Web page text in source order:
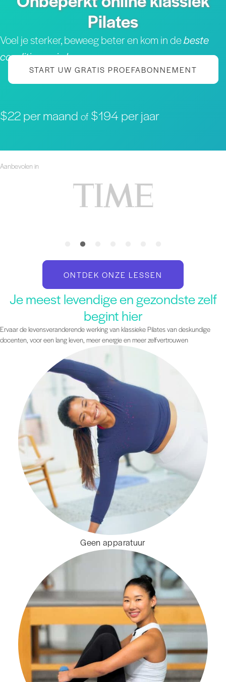
Pilates
Voel je sterker, beweeg beter en kom in debeste
conditie van je leven
START UW GRATIS PROEFABONNEMENT
$22 per maand of $194 per jaar
Aanbevolen in
ONTDEK ONZE LESSEN
Je meest levendige en gezondste zelf
begint hier
Ervaar de levensveranderende werking van klassieke Pilates van deskundige
docenten, voor een lang leven, meer energie en meer zelfvertrouwen
Geen apparatuur